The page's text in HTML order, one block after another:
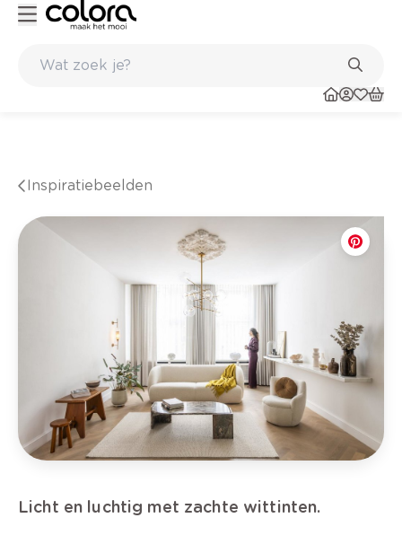
Inspiratiebeelden
Licht en luchtig met zachte wittinten.